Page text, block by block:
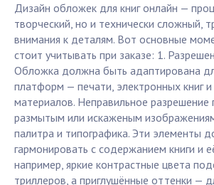
Дизайн обложек для книг онлайн —
творческий, но и технически сложный,
внимания к деталям. Вот основные
стоит учитывать при заказе: 1.
Обложка должна быть адаптирована
платформ — печати, электронных книг
материалов. Неправильное разрешение
размытым или искаженым
палитра и типографика. Эти элементы
гармонировать с содержанием книги и
например, яркие контрастные цвета
триллеров, а приглушённые оттенки —